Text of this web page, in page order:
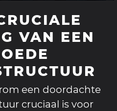
VAN EEN
een doordachte
cruciaal is voor